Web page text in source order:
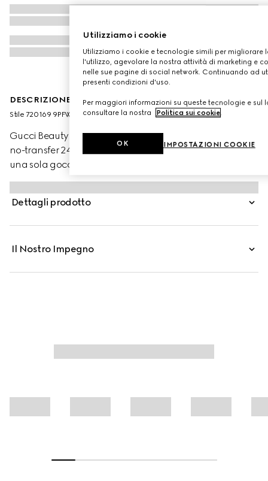
DESCRIZIONE DEL PRODOTTO
Stile ‎720169 9PFWW 9280
Gucci Beauty presenta Éternité de Beauté, il fondotinta
no-transfer 24 ore di Gucci che offre alta coprenza con
una sola goccia di prodotto. La formula leggera, dalla
finitura opaca e radiosa, offre idratazione alla pelle e
aiuta a lenirla, mettendone in risalto la luminosità
naturale. Attraverso la combinazione di polveri ad alta
garantisce una copertura uniforme e impeccabile tutto il
Dettagli prodotto
Il Nostro Impegno
Utilizziamo i cookie
Utilizziamo i cookie e tecnologie simili per migliorare
l'utilizzo, agevolare la nostra attività di marketing e
nelle sue pagine di social network. Continuando ad
presenti condizioni d'uso.
Per maggiori informazioni su queste tecnologie e sul
consultare la nostra Politica sui cookie.
IMPOSTAZIONI COOKIE
OK